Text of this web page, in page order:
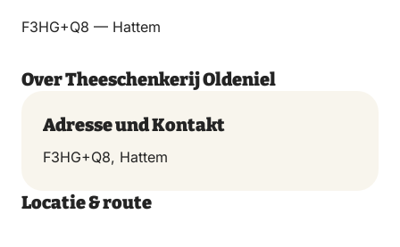
F3HG+Q8 — Hattem
Over Theeschenkerij Oldeniel
Adresse und Kontakt
F3HG+Q8, Hattem
Locatie & route